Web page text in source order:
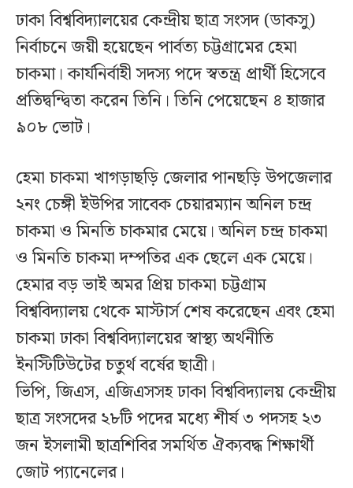
ঢাকা বিশ্ববিদ্যালয়ের কেন্দ্রীয় ছাত্র সংসদ (ডাকসু)
নির্বাচনে জয়ী হয়েছেন পার্বত্য চট্টগ্রামের হেমা
চাকমা। কার্যনির্বাহী সদস্য পদে স্বতন্ত্র প্রার্থী হিসেবে
প্রতিদ্বন্দ্বিতা করেন তিনি। তিনি পেয়েছেন ৪ হাজার
৯০৮ ভোট।
হেমা চাকমা খাগড়াছড়ি জেলার পানছড়ি উপজেলার
২নং চেঙ্গী ইউপির সাবেক চেয়ারম্যান অনিল চন্দ্র
চাকমা ও মিনতি চাকমার মেয়ে। অনিল চন্দ্র চাকমা
ও মিনতি চাকমা দম্পতির এক ছেলে এক মেয়ে।
হেমার বড় ভাই অমর প্রিয় চাকমা চট্টগ্রাম
বিশ্ববিদ্যালয় থেকে মাস্টার্স শেষ করেছেন এবং হেমা
চাকমা ঢাকা বিশ্ববিদ্যালয়ের স্বাস্থ্য অর্থনীতি
ইনস্টিটিউটের চতুর্থ বর্ষের ছাত্রী।
ভিপি, জিএস, এজিএসসহ ঢাকা বিশ্ববিদ্যালয় কেন্দ্রীয়
ছাত্র সংসদের ২৮টি পদের মধ্যে শীর্ষ ৩ পদসহ ২৩
জন ইসলামী ছাত্রশিবির সমর্থিত ঐক্যবদ্ধ শিক্ষার্থী
জোট প্যানেলের।